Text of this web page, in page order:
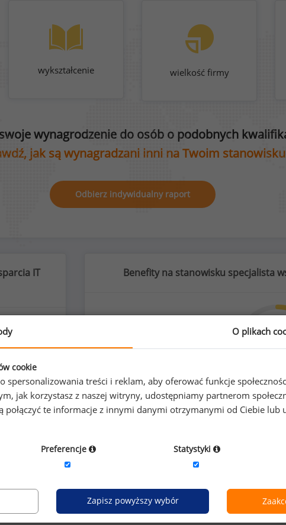
wykształcenie wielkość firmy
wynagrodzenie do osób o podobnych
jak są wynagradzani inni na Twoim
Odbierz indywidualny raport
IT
Benefity na stanowisku specjalista
69
karnety na siłownie
O plikach
cookie
spersonalizowania treści i reklam, aby oferować funkcje
jak korzystasz z naszej witryny, udostępniamy partnerom
połączyć te informacje z innymi danymi otrzymanymi od Ciebie lub
Preferencje Statystyki
Zapisz powyższy wybór